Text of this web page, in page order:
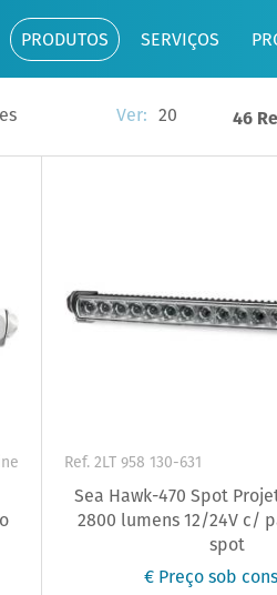
PRODUTOS SERVIÇOS
Ver: 20 46
Ref. 2LT 958 130-631
Sea Hawk-470 Spot
2800 lumens 12/24V c/
spot
€ Preço sob